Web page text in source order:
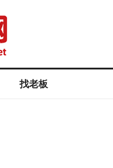
找老板